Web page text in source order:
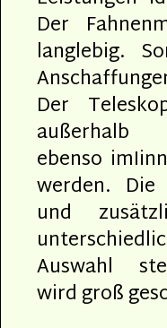
Der
langlebig.
Der
ebenso
werden.
und
Auswahl
wird groß